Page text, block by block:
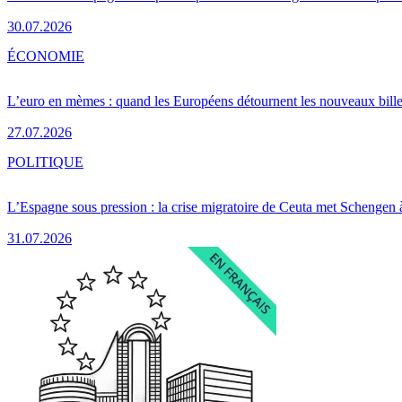
30.07.2026
L’euro en mèmes : quand les Européens détournent les nouveaux
27.07.2026
ÉCONOMIE
L’Espagne sous pression : la crise migratoire de Ceuta met Schengen
31.07.2026
POLITIQUE